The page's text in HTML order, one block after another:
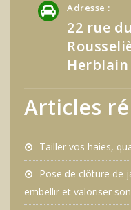
Adresse :
22 rue
Herblain
Articles
Tailler vos haies,
Pose de clôture de
embellir et valoriser